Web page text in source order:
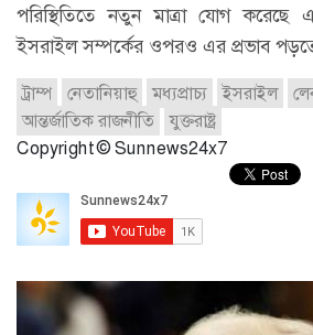
পরিস্থিতিতে নতুন মাত্রা যোগ করেছে
ইসরাইল সম্পর্কের ওপরও এর প্রভাব
ট্রাম্প নেতানিয়াহু মধ্যপ্রাচ্য ইসরাইল
আন্তর্জাতিক রাজনীতি
যুক্তরাষ্ট্র
Copyright © Sunnews24x7